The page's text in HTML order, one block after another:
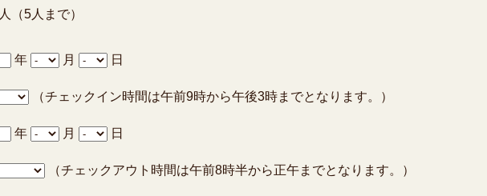
人（5人まで）
年 月 日
（チェックイン時間は午前9時から午後3時までとなります。）
年 月 日
（チェックアウト時間は午前8時半から正午までとなります。）